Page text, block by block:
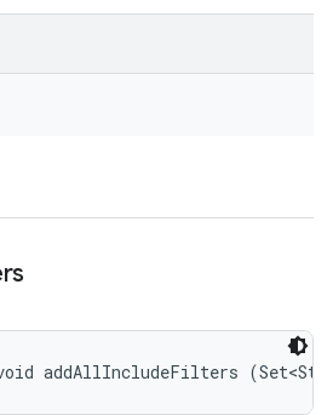
addAllIncludeFilters